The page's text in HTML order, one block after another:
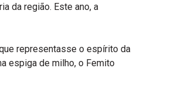
da região. Este ano, a
representasse o espírito da
espiga de milho, o Femito